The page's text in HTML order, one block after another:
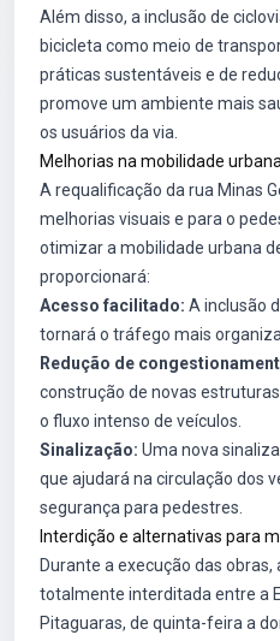
Além disso, a inclusão de
bicicleta como meio de
práticas sustentáveis e de
promove um ambiente mais
os usuários da via.
Melhorias na mobilidade urbana
A requalificação da rua Minas
melhorias visuais e para o
otimizar a mobilidade urbana
proporcionará:
Acesso facilitado: A inclusão
tornará o tráfego mais
Redução de
construção de novas
o fluxo intenso de veículos.
Sinalização: Uma nova
que ajudará na circulação dos
segurança para pedestres.
Interdição e alternativas para
Durante a execução das obras,
totalmente interditada entre a
Pitaguaras, de quinta-feira a